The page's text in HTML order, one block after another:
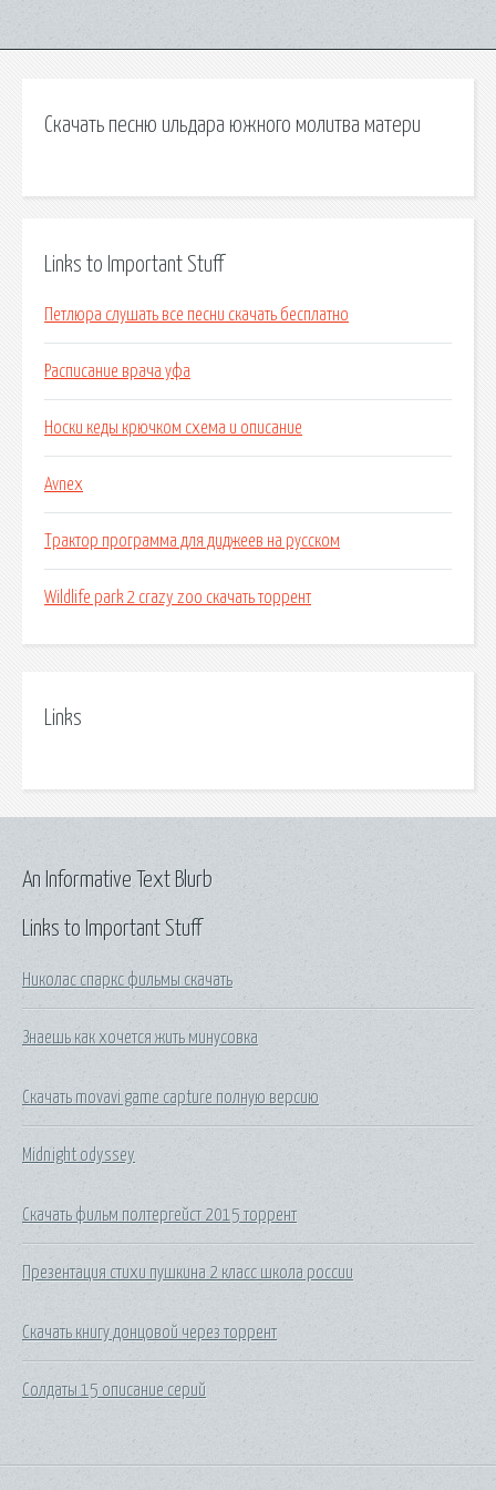
Скачать песню ильдара южного молитва матери
Links to Important Stuff
Петлюра слушать все песни скачать бесплатно
Расписание врача уфа
Носки кеды крючком схема и описание
Avnex
Трактор программа для диджеев на русском
Wildlife park 2 crazy zoo скачать торрент
Links
Links to Important Stuff
Николас спаркс фильмы скачать
Знаешь как хочется жить минусовка
Скачать movavi game capture полную версию
Midnight odyssey
Скачать фильм полтергейст 2015 торрент
Презентация стихи пушкина 2 класс школа россии
Скачать книгу донцовой через торрент
Солдаты 15 описание серий
An Informative Text Blurb